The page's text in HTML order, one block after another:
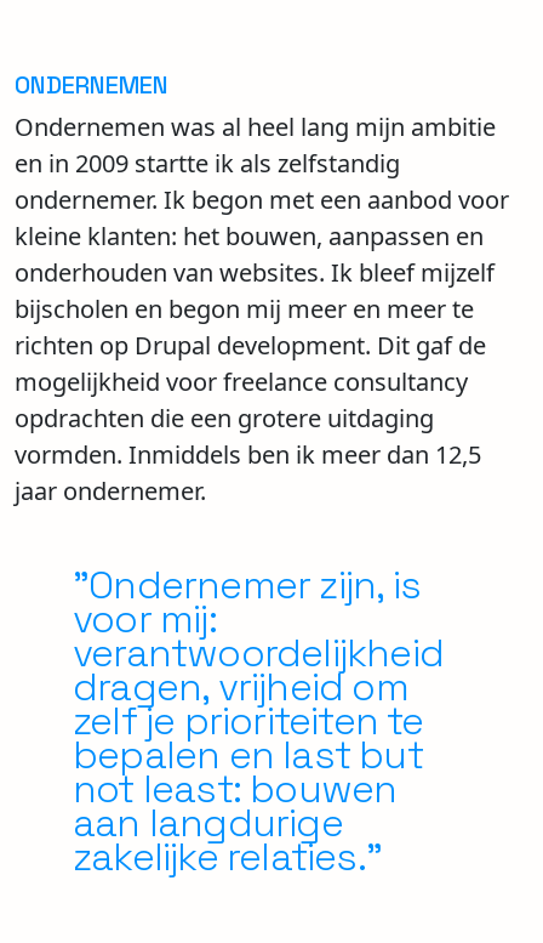
ONDERNEMEN
Ondernemen was al heel lang mijn ambitie
en in 2009 startte ik als zelfstandig
ondernemer. Ik begon met een aanbod voor
kleine klanten: het bouwen, aanpassen en
onderhouden van websites. Ik bleef mijzelf
bijscholen en begon mij meer en meer te
richten op Drupal development. Dit gaf de
mogelijkheid voor freelance consultancy
opdrachten die een grotere uitdaging
vormden. Inmiddels ben ik meer dan 12,5
jaar ondernemer.
"Ondernemer zijn, is
voor mij:
verantwoordelijkheid
dragen, vrijheid om
zelf je prioriteiten te
bepalen en last but
not least: bouwen
aan langdurige
zakelijke relaties."